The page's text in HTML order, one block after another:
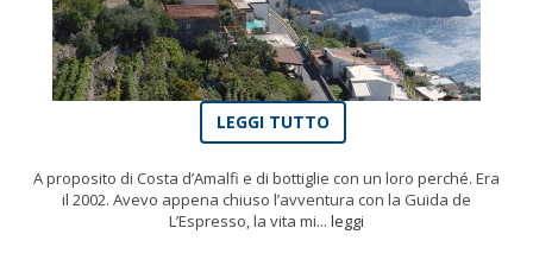
LEGGI TUTTO
A proposito di Costa d’Amalfi e di bottiglie con un loro perché. Era
il 2002. Avevo appena chiuso l’avventura con la Guida de
L’Espresso, la vita mi... leggi